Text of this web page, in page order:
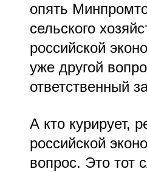
опять
сельского
российской
уже другой
ответственный
А кто курирует,
российской
вопрос. Это тот